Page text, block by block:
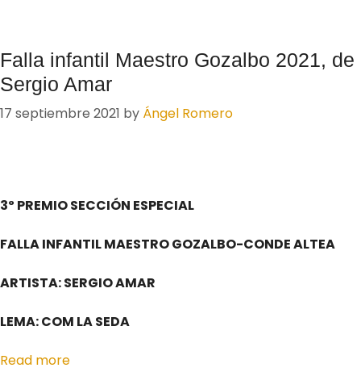
Falla infantil Maestro Gozalbo 2021, de
Sergio Amar
17 septiembre 2021 by Ángel Romero
3º PREMIO SECCIÓN ESPECIAL
FALLA INFANTIL MAESTRO GOZALBO-CONDE ALTEA
ARTISTA: SERGIO AMAR
LEMA: COM LA SEDA
Read more